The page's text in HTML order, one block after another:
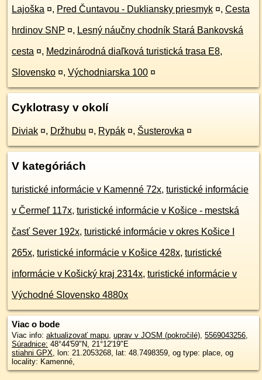
Lajoška ¤, Pred Čuntavou - Dukliansky priesmyk ¤, Cesta
hrdinov SNP ¤, Lesný náučny chodník Stará Bankovská
cesta ¤, Medzinárodná diaľková turistická trasa E8,
Slovensko ¤, Východniarska 100 ¤
Cyklotrasy v okolí
Diviak ¤, Držhubu ¤, Rypák ¤, Šusterovka ¤
V kategóriách
turistické informácie v Kamenné 72x, turistické informácie
v Čermeľ 117x, turistické informácie v Košice - mestská
časť Sever 192x, turistické informácie v okres Košice I
265x, turistické informácie v Košice 428x, turistické
informácie v Košický kraj 2314x, turistické informácie v
Východné Slovensko 4880x
Viac o bode
Viac info: aktualizovať mapu, uprav v JOSM (pokročilé), 5569043256,
Súradnice: 48°44'59"N, 21°12'19"E
stiahni GPX, lon: 21.2053268, lat: 48.7498359, og type: place, og
locality: Kamenné,